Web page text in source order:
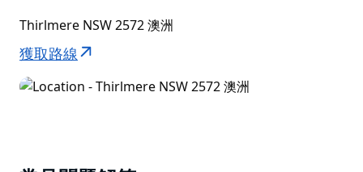
瑟爾米爾湖國家公園因其五個淡水湖而得名，這些湖泊據
和劃獨木舟。
Thirlmere NSW 2572 澳洲
獲取路線